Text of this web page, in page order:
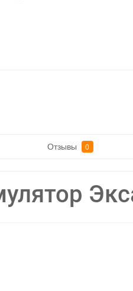
Отзывы 0